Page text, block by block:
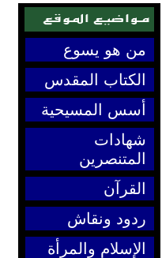
من هو يسوع
الكتاب المقدس
أسس المسيحية
شهادات
المتنصرين
القرآن
ردود ونقاش
الإسلام والمرأة